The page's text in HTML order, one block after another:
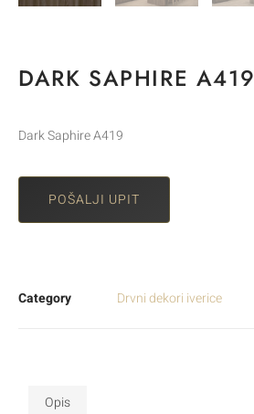
DARK SAPHIRE A419
Dark Saphire A419
POŠALJI UPIT
Category Drvni dekori iverice
Opis